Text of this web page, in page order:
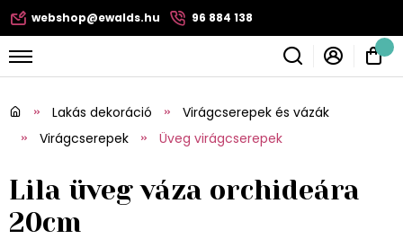
webshop@ewalds.hu 96 884 138
Lakás dekoráció
Virágcserepek és vázák
Virágcserepek
Üveg virágcserepek
Lila üveg váza orchideára
20cm